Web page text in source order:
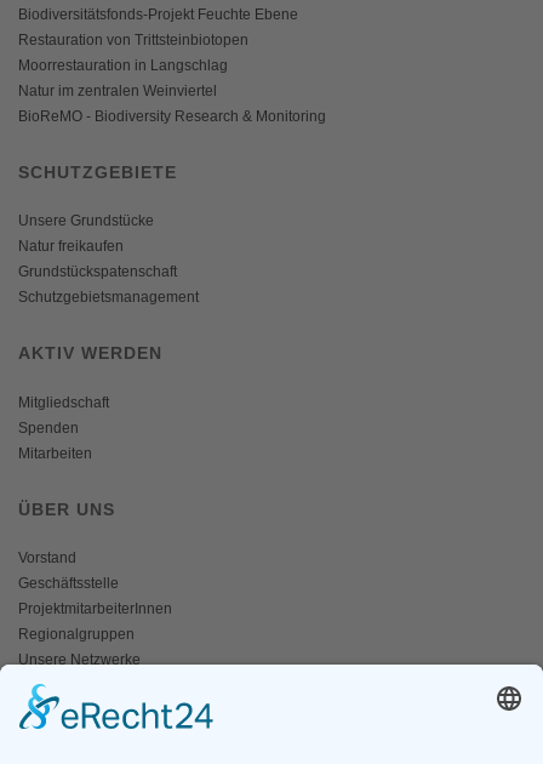
Biodiversitätsfonds-Projekt Feuchte Ebene
Restauration von Trittsteinbiotopen
Moorrestauration in Langschlag
Natur im zentralen Weinviertel
BioReMO - Biodiversity Research & Monitoring
SCHUTZGEBIETE
Unsere Grundstücke
Natur freikaufen
Grundstückspatenschaft
Schutzgebietsmanagement
AKTIV WERDEN
Mitgliedschaft
Spenden
Mitarbeiten
ÜBER UNS
Vorstand
Geschäftsstelle
ProjektmitarbeiterInnen
Regionalgruppen
Unsere Netzwerke
Historisches
Impressum/Kontakt